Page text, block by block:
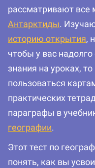
рассматривают все
Антарктиды.
историю открытия,
чтобы у вас
знания на уроках,
пользоваться
практических
параграфы в
географии.
Этот тест по
понять, как вы